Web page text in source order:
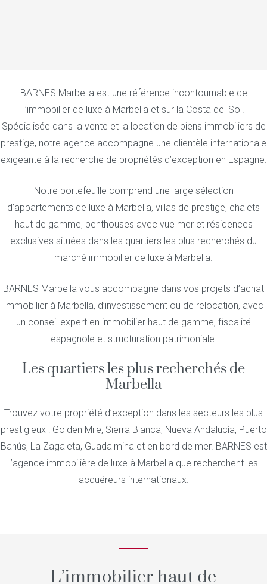
BARNES Marbella est une référence incontournable de
l’immobilier de luxe à Marbella et sur la Costa del Sol.
Spécialisée dans la vente et la location de biens immobiliers de
prestige, notre agence accompagne une clientèle internationale
exigeante à la recherche de propriétés d’exception en Espagne.
Notre portefeuille comprend une large sélection
d’appartements de luxe à Marbella, villas de prestige, chalets
haut de gamme, penthouses avec vue mer et résidences
exclusives situées dans les quartiers les plus recherchés du
marché immobilier de luxe à Marbella.
BARNES Marbella vous accompagne dans vos projets d’achat
immobilier à Marbella, d’investissement ou de relocation, avec
un conseil expert en immobilier haut de gamme, fiscalité
espagnole et structuration patrimoniale.
Les quartiers les plus recherchés de
Marbella
Trouvez votre propriété d’exception dans les secteurs les plus
prestigieux : Golden Mile, Sierra Blanca, Nueva Andalucía, Puerto
Banús, La Zagaleta, Guadalmina et en bord de mer. BARNES est
l’agence immobilière de luxe à Marbella que recherchent les
acquéreurs internationaux.
L’immobilier haut de